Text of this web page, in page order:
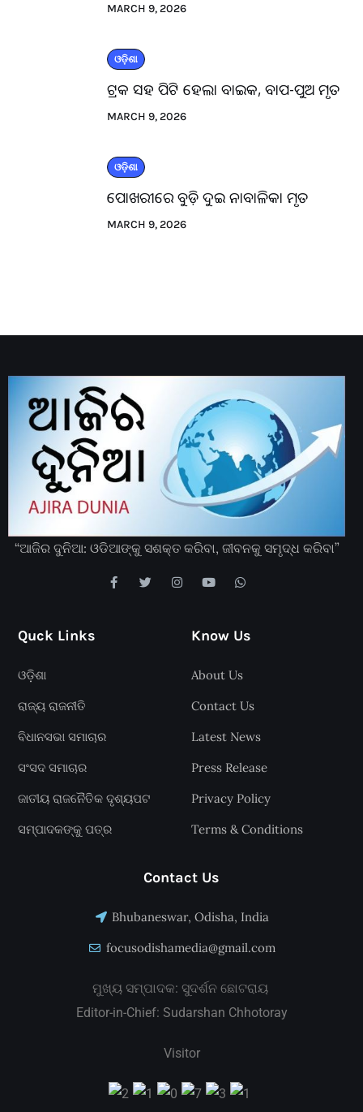
MARCH 9, 2026
ଓଡ଼ିଶା
ଟ୍ରକ ସହ ପିଟି ହେଲା ବାଇକ, ବାପ-ପୁଅ ମୃତ
MARCH 9, 2026
ଓଡ଼ିଶା
ପୋଖରୀରେ ବୁଡ଼ି ଦୁଇ ନାବାଳିକା ମୃତ
MARCH 9, 2026
“ଆଜିର ଦୁନିଆ: ଓଡିଆଙ୍କୁ ସଶକ୍ତ କରିବା, ଜୀବନକୁ ସମୃଦ୍ଧ କରିବା”
Quck Links
ଓଡ଼ିଶା
ରାଜ୍ୟ ରାଜନୀତି
ବିଧାନସଭା ସମାଚାର
ସଂସଦ ସମାଚାର
ଜାତୀୟ ରାଜନୈତିକ ଦୃଶ୍ୟପଟ
ସମ୍ପାଦକଙ୍କୁ ପତ୍ର
Know Us
About Us
Contact Us
Latest News
Press Release
Privacy Policy
Terms & Conditions
Contact Us
Bhubaneswar, Odisha, India
focusodishamedia@gmail.com
ମୁଖ୍ୟ ସମ୍ପାଦକ: ସୁଦର୍ଶନ ଛୋଟରାୟ
Editor-in-Chief: Sudarshan Chhotoray
Visitor